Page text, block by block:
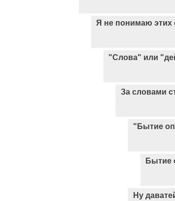
Я не понимаю этих
"Слова" или
За словами
"Бытие
Бытие
Ну